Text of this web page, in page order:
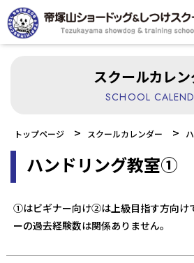
スクールカレ
SCHOOL
トップページ > スクールカレンダー >
ハンドリング教室①
①はビギナー向け②は上級目指す方向け
ーの過去経験数は関係ありません。